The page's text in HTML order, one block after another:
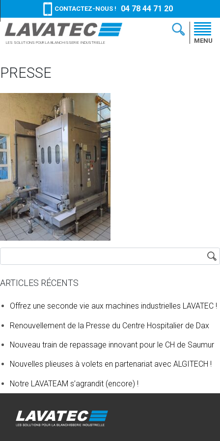
LES SOLUTIONS POUR LA BLANCHISSERIE INDUSTRIELLE
CONTACTEZ-NOUS ! 04 78 44 71 20
MENU
PRESSE
ARTICLES RÉCENTS
Offrez une seconde vie aux machines industrielles LAVATEC !
Renouvellement de la Presse du Centre Hospitalier de Dax
Nouveau train de repassage innovant pour le CH de Saumur
Nouvelles plieuses à volets en partenariat avec ALGITECH !
Notre LAVATEAM s’agrandit (encore) !